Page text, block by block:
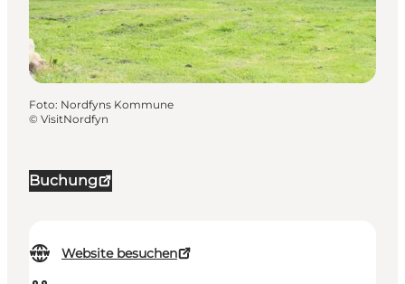
Buchung
Website besuchen
Foto: Nordfyns Kommune
© VisitNordfyn